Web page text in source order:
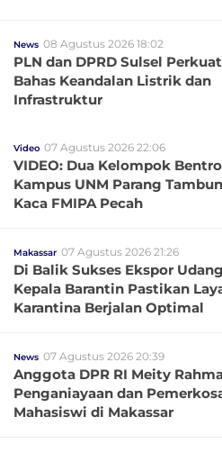
News 08 Agustus 2026 18:02
PLN dan DPRD Sulsel
Bahas Keandalan Listrik dan
Infrastruktur
Video 07 Agustus 2026 22:06
VIDEO: Dua Kelompok
Kampus UNM Parang
Kaca FMIPA Pecah
Makassar 07 Agustus 2026 21:26
Di Balik Sukses Ekspor
Kepala Barantin Pastikan
Karantina Berjalan Optimal
News 07 Agustus 2026 20:39
Anggota DPR RI Meity
Penganiayaan dan
Mahasiswi di Makassar